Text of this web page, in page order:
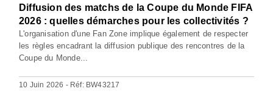
Diffusion des matchs de la Coupe du Monde FIFA
2026 : quelles démarches pour les collectivités ?
L'organisation d'une Fan Zone implique également de respecter
les règles encadrant la diffusion publique des rencontres de la
Coupe du Monde...
10 Juin 2026 - Réf: BW43217